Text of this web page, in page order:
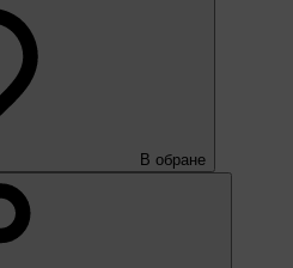
В обране